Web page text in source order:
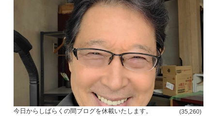
今日からしばらくの間ブログを休載いたします。 (35,260)